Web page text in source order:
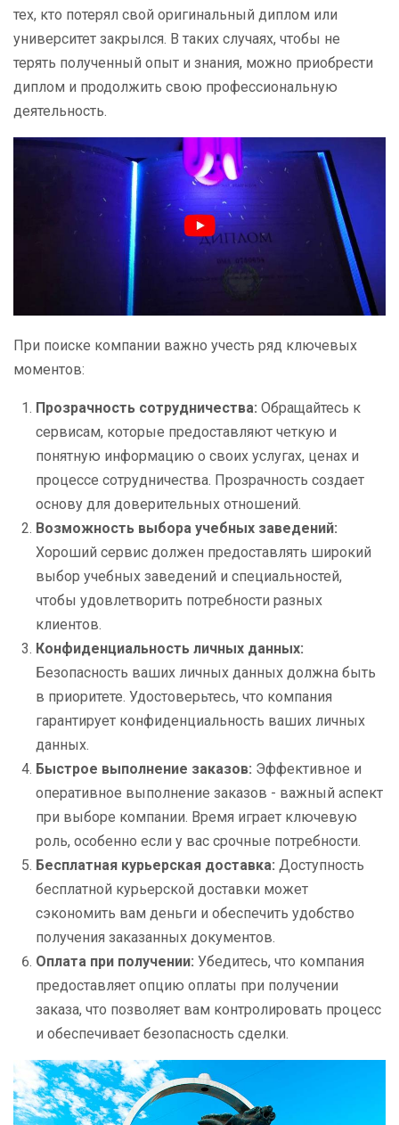
тех, кто потерял свой оригинальный диплом или
университет закрылся. В таких случаях, чтобы не
терять полученный опыт и знания, можно приобрести
диплом и продолжить свою профессиональную
деятельность.
При поиске компании важно учесть ряд ключевых
моментов:
Прозрачность сотрудничества: Обращайтесь к
сервисам, которые предоставляют четкую и
понятную информацию о своих услугах, ценах и
процессе сотрудничества. Прозрачность создает
основу для доверительных отношений.
Возможность выбора учебных заведений:
Хороший сервис должен предоставлять широкий
выбор учебных заведений и специальностей,
чтобы удовлетворить потребности разных
клиентов.
Конфиденциальность личных данных:
Безопасность ваших личных данных должна быть
в приоритете. Удостоверьтесь, что компания
гарантирует конфиденциальность ваших личных
данных.
Быстрое выполнение заказов: Эффективное и
оперативное выполнение заказов - важный аспект
при выборе компании. Время играет ключевую
роль, особенно если у вас срочные потребности.
Бесплатная курьерская доставка: Доступность
бесплатной курьерской доставки может
сэкономить вам деньги и обеспечить удобство
получения заказанных документов.
Оплата при получении: Убедитесь, что компания
предоставляет опцию оплаты при получении
заказа, что позволяет вам контролировать процесс
и обеспечивает безопасность сделки.